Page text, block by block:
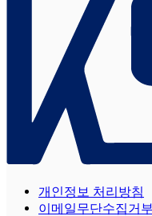
개인정보 처리방침
이메일무단수집거부